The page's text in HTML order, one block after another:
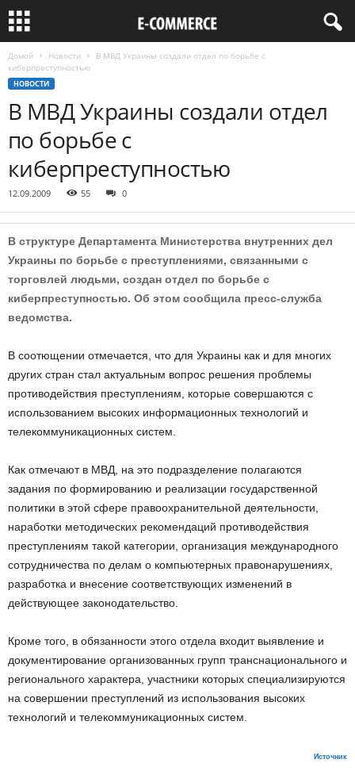
Домой Новости
В МВД Украины создали отдел по борьбе с
киберпреступностью
НОВОСТИ
В МВД Украины создали отдел
по борьбе с
киберпреступностью
12.09.2009 55 0
В структуре Департамента Министерства внутренних дел
Украины по борьбе с преступлениями, связанными с
торговлей людьми, создан отдел по борьбе с
киберпреступностью. Об этом сообщила пресс-служба
ведомства.
В соотющении отмечается, что для Украины как и для многих
других стран стал актуальным вопрос решения проблемы
противодействия преступлениям, которые совершаются с
использованием высоких информационных технологий и
телекоммуникационных систем.
Как отмечают в МВД, на это подразделение полагаются
задания по формированию и реализации государственной
политики в этой сфере правоохранительной деятельности,
наработки методических рекомендаций противодействия
преступлениям такой категории, организация международного
сотрудничества по делам о компьютерных правонарушениях,
разработка и внесение соответствующих изменений в
действующее законодательство.
Кроме того, в обязанности этого отдела входит выявление и
документирование организованных групп транснационального и
регионального характера, участники которых специализируются
на совершении преступлений из использования высоких
технологий и телекоммуникационных систем.
Источник